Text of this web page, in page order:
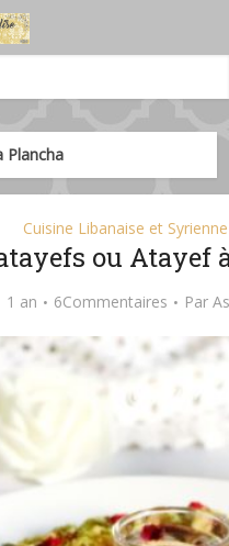
Plancha
Cuisine Libanaise et Syrienne
ou Atayef
1 an 6Commentaires Par